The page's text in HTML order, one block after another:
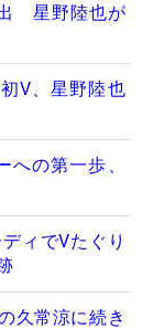
星野陸也が
V、星野陸也
の第一歩、
ィでVたぐり
久常涼に続き